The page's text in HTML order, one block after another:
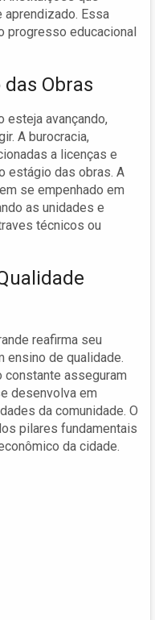
Essa
progresso educacional
Obras
esteja avançando,
A burocracia,
a licenças e
estágio das obras. A
se empenhado em
as unidades e
técnicos ou
reafirma seu
ensino de qualidade.
constante asseguram
desenvolva em
da comunidade. O
pilares fundamentais
da cidade.